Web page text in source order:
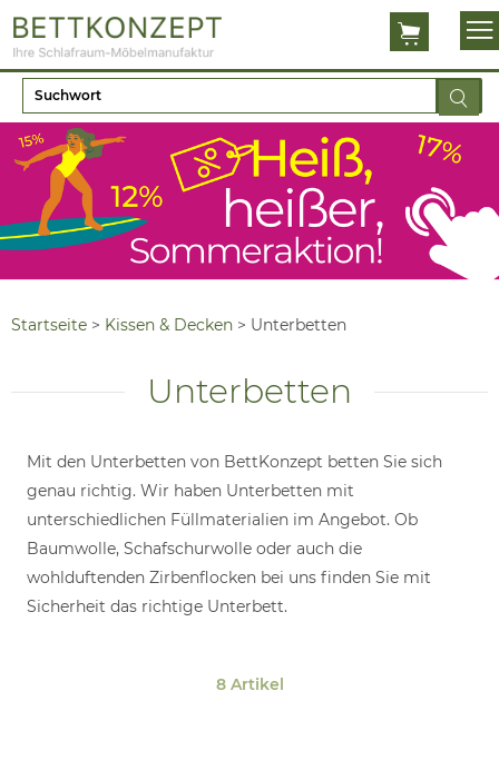
Startseite > Kissen & Decken > Unterbetten
Unterbetten
Mit den Unterbetten von BettKonzept betten Sie sich
genau richtig. Wir haben Unterbetten mit
unterschiedlichen Füllmaterialien im Angebot. Ob
Baumwolle, Schafschurwolle oder auch die
wohlduftenden Zirbenflocken bei uns finden Sie mit
Sicherheit das richtige Unterbett.
8 Artikel